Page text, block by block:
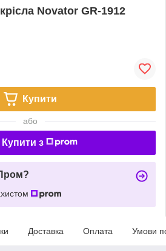
Novator GR-1912
Купити
або
Купити з
Доставка Оплата Умови